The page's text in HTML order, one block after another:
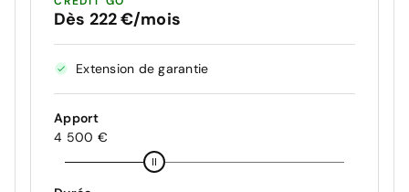
Dès 222 €/mois
Extension de garantie
Apport
4 500 €